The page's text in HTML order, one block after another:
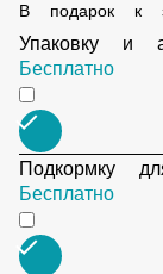
В подарок к
Упаковку и
Бесплатно
Подкормку
Бесплатно